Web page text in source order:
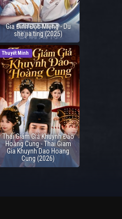
Gia Đình Độc Miệng - Du
she jia ting (2025)
Thuyết Minh
Thái Giám Giả Khuynh Đảo
Hoàng Cung - Thai Giam
Gia Khuynh Dao Hoang
Cung (2026)